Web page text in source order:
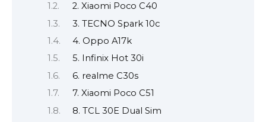
2. Xiaomi Poco C40
3. TECNO Spark 10c
4. Oppo A17k
5. Infinix Hot 30i
6. realme C30s
7. Xiaomi Poco C51
8. TCL 30E Dual Sim